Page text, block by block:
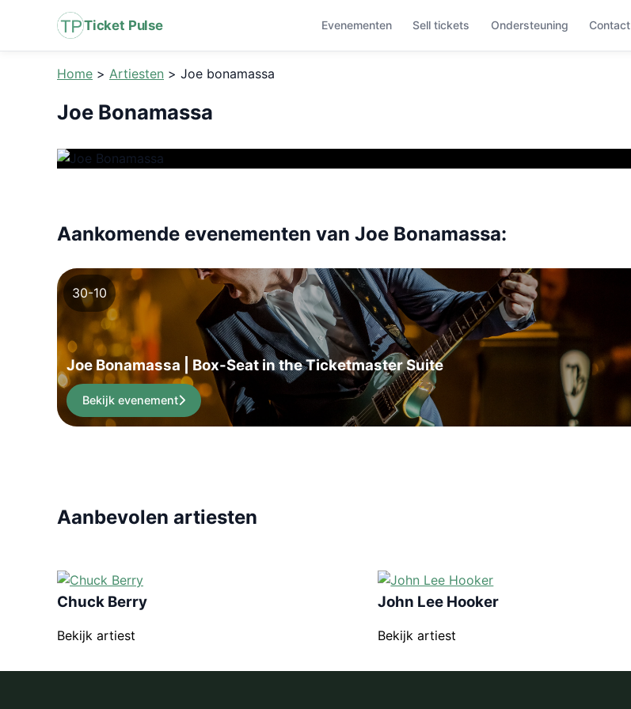
Ticket Pulse Evenementen Sell tickets Ondersteuning Contact
Home > Artiesten > Joe bonamassa
Joe Bonamassa
Aankomende evenementen van Joe Bonamassa:
30-10
Joe Bonamassa | Box-Seat in the Ticketmaster Suite
Bekijk evenement
Aanbevolen artiesten
Chuck Berry
Bekijk artiest
John Lee Hooker
Bekijk artiest